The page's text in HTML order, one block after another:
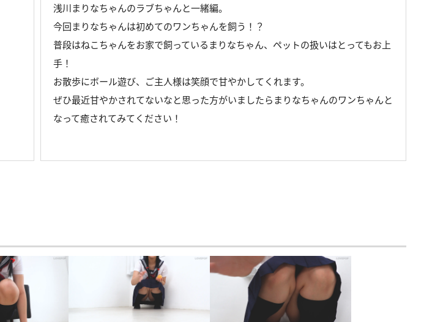
浅川まりなちゃんのラブちゃんと一緒編。
今回まりなちゃんは初めてのワンちゃんを飼う！？
普段はねこちゃんをお家で飼っているまりなちゃん、ペットの扱いはとってもお上
手！
お散歩にボール遊び、ご主人様は笑顔で甘やかしてくれます。
ぜひ最近甘やかされてないなと思った方がいましたらまりなちゃんのワンちゃんと
なって癒されてみてください！